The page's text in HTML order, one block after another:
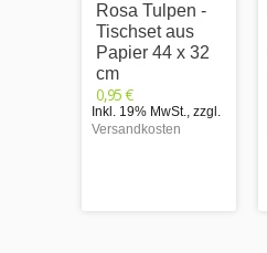
Rosa Tulpen -
Tischset aus
Papier 44 x 32
cm
0,95 €
Inkl. 19% MwSt., zzgl.
Versandkosten